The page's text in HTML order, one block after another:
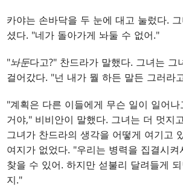
카야는 손바닥을 두 눈에 대고 눌렀다.
셨다. "네가 돌아가게 놔둘 수 없어."
"놔둔다고?" 찬드라가 말했다. 그녀는 그
걸어갔다. "넌 내가 뭘 하든 말든 그러라
"계획은 다른 이들에게 무슨 일이 일어
거야," 비비안이 말했다. 그녀는 더 멋지
그녀가 찬드라의 생각을 어떻게 여기고
여지가 없었다. "우리는 병력을 집결시
찾을 수 있어. 하지만 섣불리 달려들게
지."